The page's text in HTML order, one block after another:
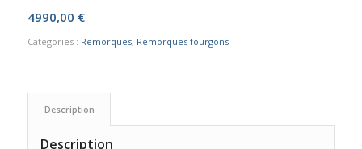
4990,00 €
Catégories : Remorques, Remorques fourgons
Description
Description